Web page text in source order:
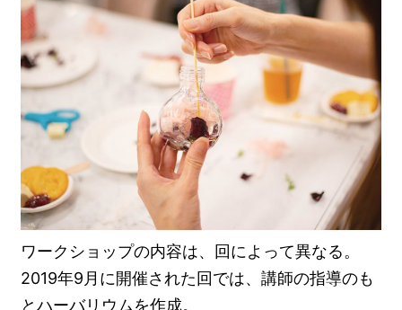
ワークショップの内容は、回によって異なる。
2019年9月に開催された回では、講師の指導のも
とハーバリウムを作成。